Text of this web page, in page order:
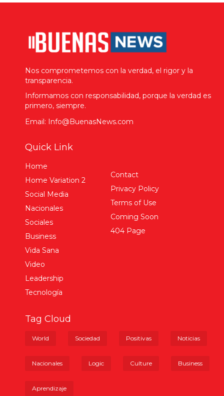
Nos comprometemos con la verdad, el rigor y la
transparencia.
Informamos con responsabilidad, porque la verdad es
primero, siempre.
Email: Info@BuenasNews.com
Quick Link
Home
Home Variation 2
Social Media
Nacionales
Sociales
Business
Vida Sana
Video
Leadership
Tecnología
Contact
Privacy Policy
Terms of Use
Coming Soon
404 Page
Tag Cloud
World Sociedad Positivas Noticias
Nacionales Logic Culture Business
Aprendizaje